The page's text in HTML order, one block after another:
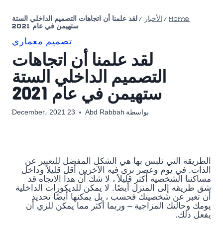
Home
/ الأخبار / لقد علمنا أن اتجاهات التصميم الداخلي الستة
ستهيمن في عام 2021
تصميم معماري
لقد علمنا أن اتجاهات
التصميم الداخلي الستة
ستهيمن في عام 2021
بواسطة Abd Rabbah 23 December، 2021
الطريقة التي نلبس بها هي الشكل المفضل للتعبير عن
الذات. في يوم وعصر نرى فيه الآخرين أقل قليلاً وداخل
مساكننا الشخصية أكثر قليلاً ، لا شك أن هذا الاتجاه قد
شق طريقه إلى المنزل أيضًا. لا يمكن للديكورات الداخلية
أن تعبر عن شخصيتك فحسب ، بل يمكنها أيضًا تحديد
يومك وحالتك المزاجية – وربما أكثر مما يمكن للزي أن
يفعل ذلك.